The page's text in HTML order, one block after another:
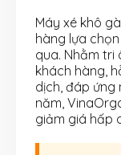
Máy xé khô
hàng lựa
qua. Nhằm tri
khách hàng,
dịch, đáp ứng
năm,
giảm giá hấp